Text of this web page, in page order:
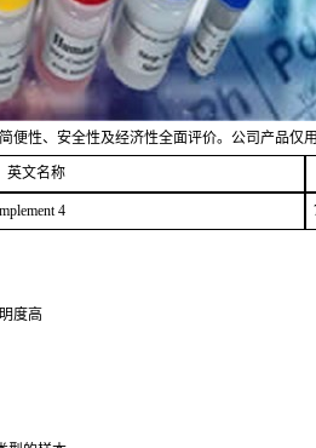
便性、安全性及经济性全面评价。公司产品仅
英文名称
4
度高